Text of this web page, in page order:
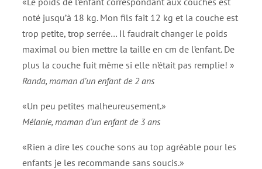
noté jusqu’à 18 kg. Mon fils fait 12 kg et la couche est
trop petite, trop serrée… Il faudrait changer le poids
maximal ou bien mettre la taille en cm de l’enfant. De
plus la couche fuit même si elle n’était pas remplie! »
Randa, maman d’un enfant de 2 ans
«Un peu petites malheureusement.»
Mélanie, maman d’un enfant de 3 ans
«Rien a dire les couche sons au top agréable pour les
enfants je les recommande sans soucis.»